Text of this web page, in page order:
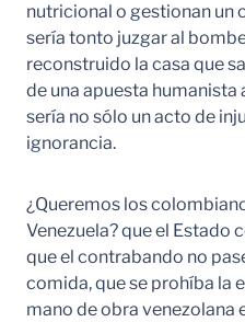
nutricional o gestionan un
sería tonto juzgar al
reconstruido la casa que
de una apuesta humanista
sería no sólo un acto de
ignorancia.
¿Queremos los
Venezuela? que el Estado
que el contrabando no
comida, que se prohíba la
mano de obra venezolana